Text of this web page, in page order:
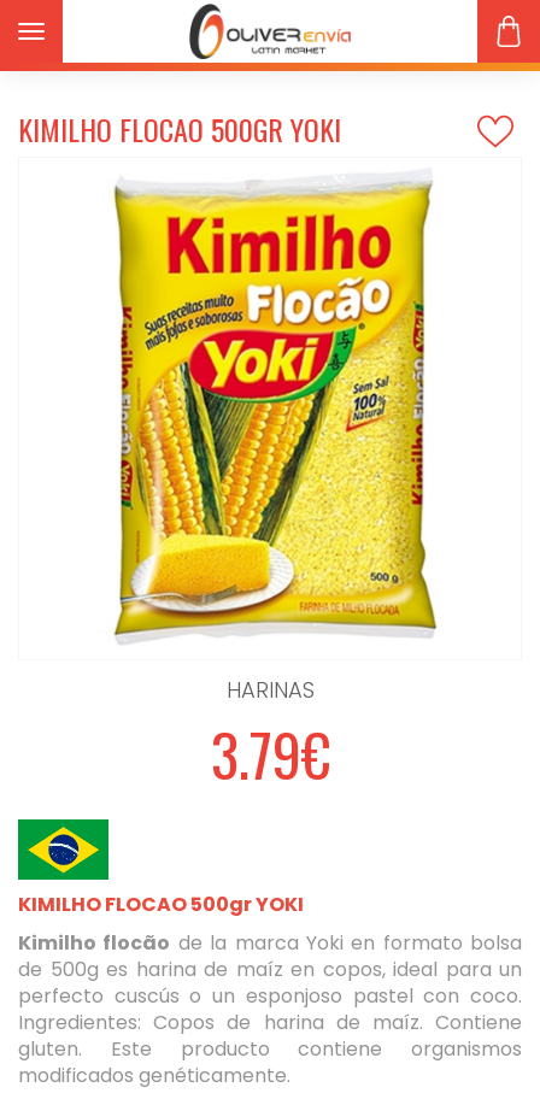
Seleccione dónde buscar
Toggle navigation Harinas KIMILHO FLOCAO 500gr YOKI
KIMILHO FLOCAO 500GR YOKI
HARINAS
3.79€
KIMILHO FLOCAO 500gr YOKI
Kimilho flocão de la marca Yoki en formato bolsa
de 500g es harina de maíz en copos, ideal para un
perfecto cuscús o un esponjoso pastel con coco.
Ingredientes: Copos de harina de maíz. Contiene
gluten. Este producto contiene organismos
modificados genéticamente.